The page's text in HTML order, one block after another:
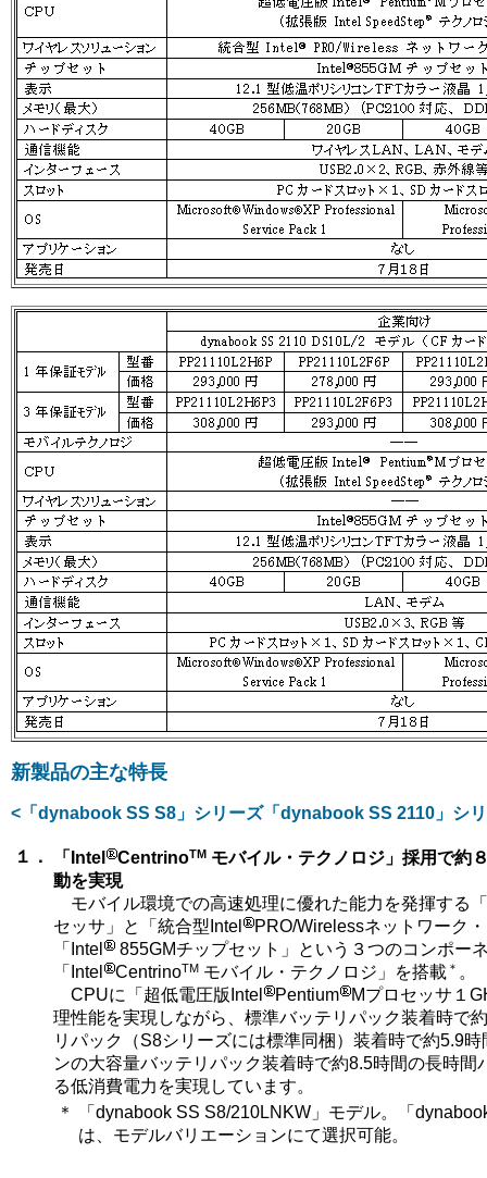
新製品の主な特長
<「dynabook SS S8」シリーズ「dynabook SS 2110」シ
１． 「Intel CentrinoTM モバイル・テクノロジ」採用で約
動を実現
モバイル環境での高速処理に優れた能力を発揮する
セッサ」と「統合型Intel
PRO/Wirelessネットワーク
「Intel
855GMチップセット」という３つのコンポー
「Intel
CentrinoTM モバイル・テクノロジ」を搭載 ＊ 。
CPUに「超低電圧版Intel
Pentium
Mプロセッサ１
理性能を実現しながら、標準バッテリパック装着時で
リパック（S8シリーズには標準同梱）装着時で約5.9
ンの大容量バッテリパック装着時で約8.5時間の長時間
る低消費電力を実現しています。
＊
「dynabook SS S8/210LNKW」モデル。「
は、モデルバリエーションにて選択可能。